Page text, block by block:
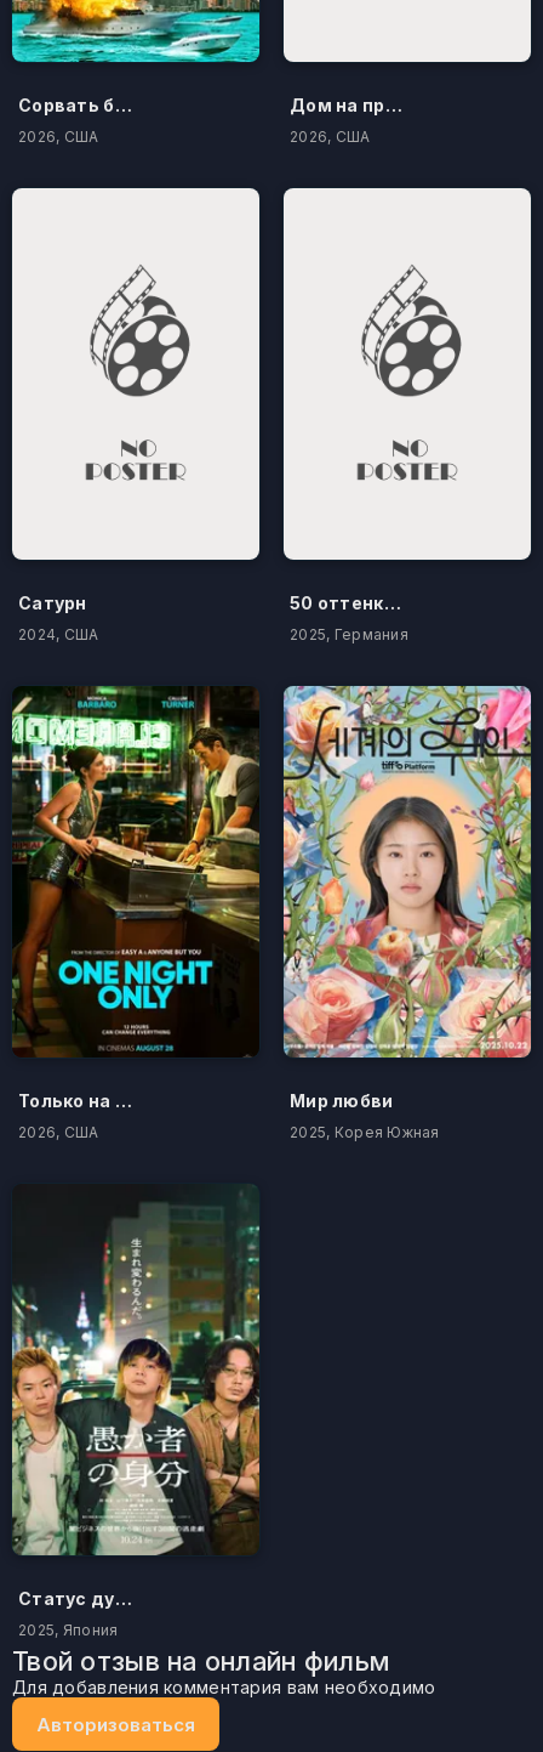
Сорвать банк 3: Вор-джентльмен
2026, США
Дом на проклятом холме
2026, США
Сатурн
2024, США
50 оттенков бестселлера
2025, Германия
Только на одну ночь
2026, США
Мир любви
2025, Корея Южная
Статус дурака
2025, Япония
Твой отзыв на онлайн фильм
Для добавления комментария вам необходимо
Авторизоваться